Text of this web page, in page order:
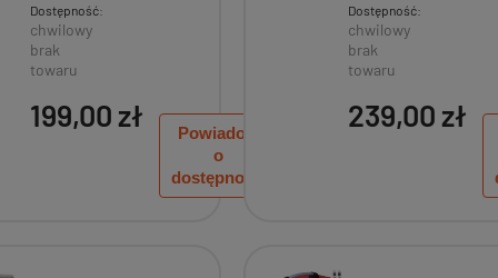
Dostępność:
chwilowy
brak
towaru
199,00 zł
Powiadom
o
dostępności
Dostępność:
chwilowy
brak
towaru
239,00 zł